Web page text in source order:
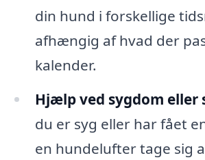
din hund i forskellige
afhængig af hvad der
kalender.
Hjælp ved sygdom eller
du er syg eller har fået
en hundelufter tage sig